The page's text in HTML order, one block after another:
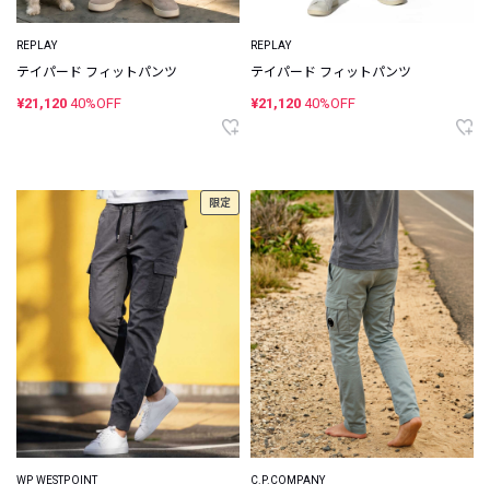
REPLAY
テイパード フィットパンツ
¥21,120 40%OFF
REPLAY
テイパード フィットパンツ
¥21,120 40%OFF
限定
WP WESTPOINT C.P.COMPANY